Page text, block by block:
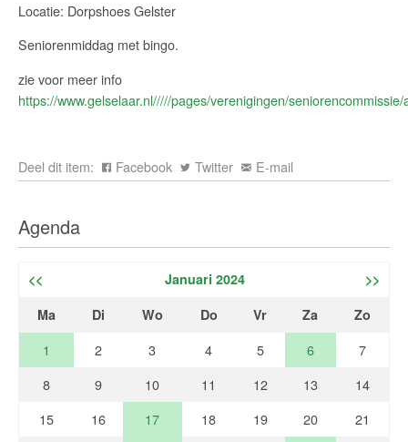
Locatie: Dorpshoes Gelster
Seniorenmiddag met bingo.
zie voor meer info
https://www.gelselaar.nl/////pages/verenigingen/
Deel dit item: Facebook Twitter E-mail
Agenda
<< Januari 2024
>>
Ma
Di Wo Do Vr Za Zo
1 2 3 4 5 6
7
8
9 10 11 12 13
14
15
16 17 18 19 20
21